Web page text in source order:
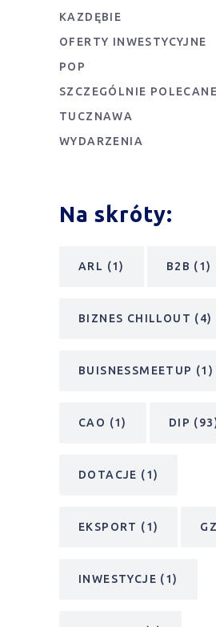
KAZDĘBIE
OFERTY INWESTYCYJNE
POP
SZCZEGÓLNIE POLECANE
TUCZNAWA
WYDARZENIA
Na skróty:
ARL (1) B2B (1)
BIZNES CHILLOUT (4)
BUISNESSMEETUP (1)
CAO (1) DIP
DOTACJE (1)
EKSPORT (1)
INWESTYCJE (1)